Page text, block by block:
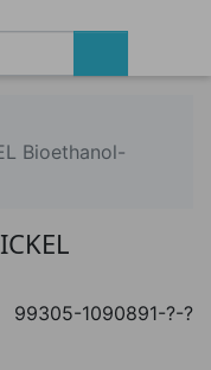
Bioethanol-
99305-1090891-?-?